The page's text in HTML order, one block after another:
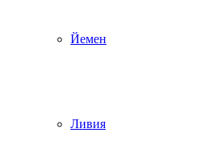
Йемен
Ливия